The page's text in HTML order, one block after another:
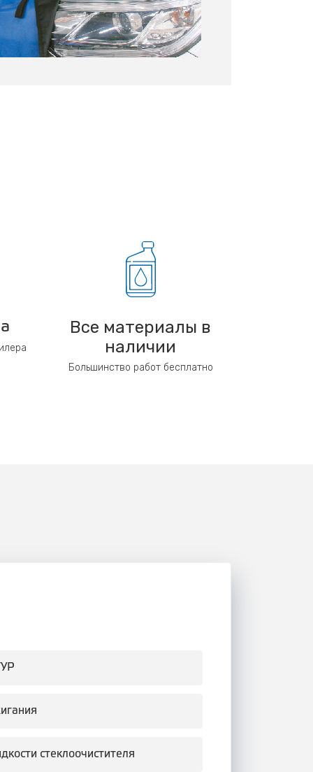
Все материалы в
наличии
Большинство работ бесплатно
стеклоочистителя